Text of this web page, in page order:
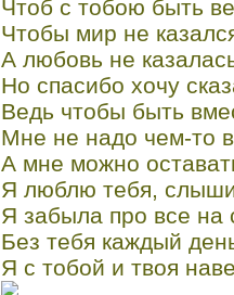
Чтоб с тобою быть
Чтобы мир не
А любовь не
Но спасибо хочу
Ведь чтобы быть
Мне не надо чем-то
А мне можно
Я люблю тебя,
Я забыла про все на
Без тебя каждый
Я с тобой и твоя